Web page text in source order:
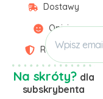
Dostawy
Opinie
Regulamin
Na skróty? dla
subskrybenta
Wpisz email